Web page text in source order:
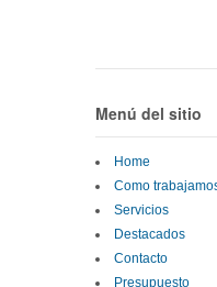
Menú del sitio
Home
Como
Servicios
Destacados
Contacto
Presupuesto